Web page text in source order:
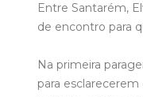
Entre Santarém,
de encontro para
Na primeira
para